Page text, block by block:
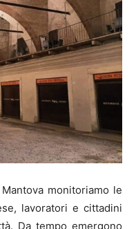
monitoriamo le
lavoratori e cittadini
Da tempo emergono